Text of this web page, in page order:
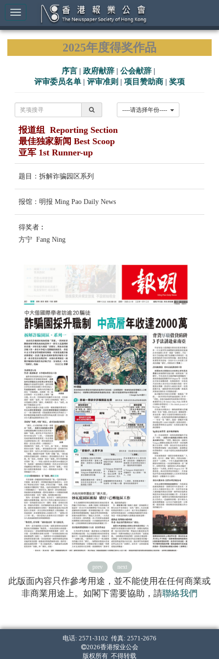
2025年度得奖作品
序言 | 政府献辞 | 公会献辞 |
评审委员名单 | 评审准则 | 项目赞助商 | 奖项
报道组 Reporting Section
最佳独家新闻 Best Scoop
亚军 1st Runner-up
题目：拆解诈骗园区系列
报馆：明报 Ming Pao Daily News
得奖者︰
方宁 Fang Ning
prev next
此版面內容只作參考用途，並不能使用在任何商業或
非商業用途上。如閣下需要協助，請聯絡我們
电话: 2571-3102 传真: 2571-2676
2026香港报业公会
版权所有 不得转载